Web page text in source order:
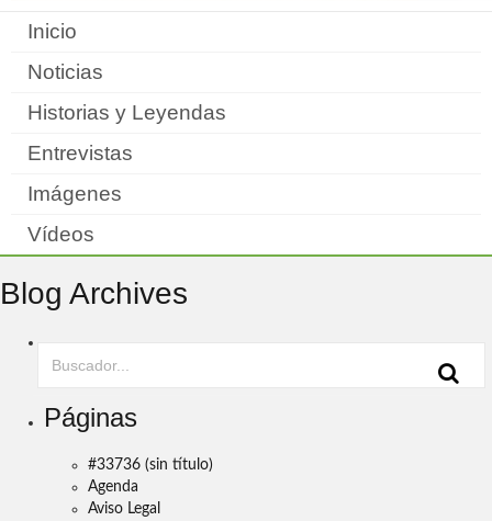
Inicio
Noticias
Historias y Leyendas
Entrevistas
Imágenes
Vídeos
Blog Archives
Páginas
#33736 (sin título)
Agenda
Aviso Legal